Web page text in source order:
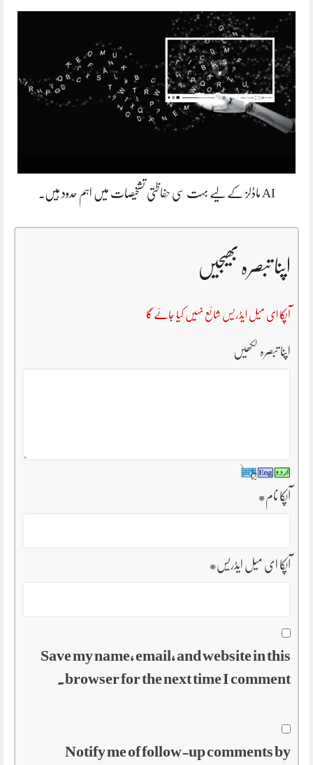
AI ماڈلز کے لیے بہت سی حفاظتی تشخیصات میں اہم حدود ہیں۔
اپنا تبصرہ بھیجیں
آپکا ای میل ایڈریس شائع نہیں کیا جائے گا
اپنا تبصرہ لکھیں
آپکا نام*
آپکا ای میل ایڈریس*
Save my name, email, and website in this
browser for the next time I comment.
Notify me of follow-up comments by